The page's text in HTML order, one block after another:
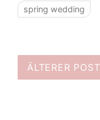
spring wedding
ÄLTERER POST